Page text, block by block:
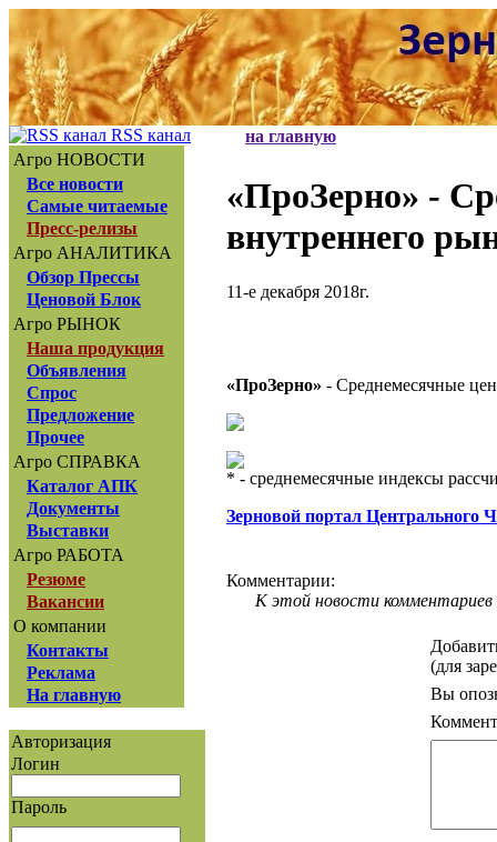
RSS канал
Агро НОВОСТИ
Все новости
Самые читаемые
Пресс-релизы
Агро АНАЛИТИКА
Обзор Прессы
Ценовой Блок
Агро РЫНОК
Наша продукция
Объявления
Спрос
Предложение
Прочее
Агро СПРАВКА
Каталог АПК
Документы
Выставки
Агро РАБОТА
Резюме
Вакансии
О компании
Контакты
Реклама
На главную
Авторизация
Логин
Пароль
на главную
«ПроЗерно» -
внутреннего
11-е декабря 2018г.
«ПроЗерно» - Среднемесячные
* - среднемесячные индексы
Зерновой портал Центрального
Комментарии:
К этой новости комментариев
(для
Вы